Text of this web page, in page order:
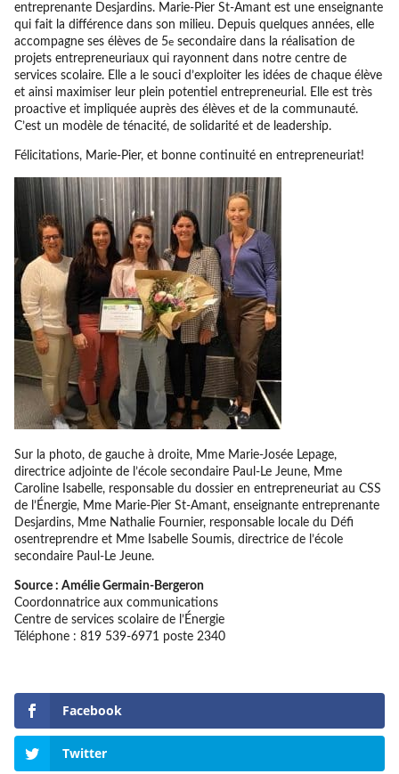
entreprenante Desjardins. Marie-Pier St-Amant est une enseignante
qui fait la différence dans son milieu. Depuis quelques années, elle
accompagne ses élèves de 5esecondaire dans la réalisation de
projets entrepreneuriaux qui rayonnent dans notre centre de
services scolaire. Elle a le souci d’exploiter les idées de chaque élève
et ainsi maximiser leur plein potentiel entrepreneurial. Elle est très
proactive et impliquée auprès des élèves et de la communauté.
C’est un modèle de ténacité, de solidarité et de leadership.
Félicitations, Marie-Pier, et bonne continuité en entrepreneuriat!
Sur la photo, de gauche à droite, Mme Marie-Josée Lepage,
directrice adjointe de l’école secondaire Paul-Le Jeune, Mme
Caroline Isabelle, responsable du dossier en entrepreneuriat au CSS
de l’Énergie, Mme Marie-Pier St-Amant, enseignante entreprenante
Desjardins, Mme Nathalie Fournier, responsable locale du Défi
osentreprendre et Mme Isabelle Soumis, directrice de l’école
secondaire Paul-Le Jeune.
Source : Amélie Germain-Bergeron
Coordonnatrice aux communications
Centre de services scolaire de l’Énergie
Téléphone : 819 539-6971 poste 2340
Facebook
Twitter